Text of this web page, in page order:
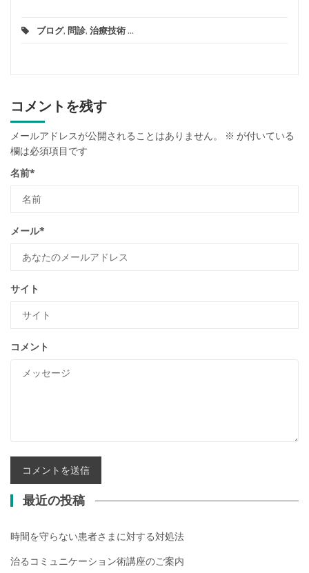
ブログ, 問診, 治療技術...
コメントを残す
メールアドレスが公開されることはありません。 ※ が付いている
欄は必須項目です
名前*
メール*
サイト
コメント
最近の投稿
時間を守らない患者さまに対する対処法
治るコミュニケーション術講座のご案内